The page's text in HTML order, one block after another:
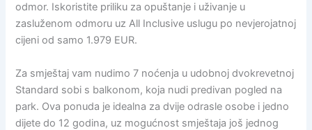
odmor. Iskoristite priliku za opuštanje i uživanje u
zasluženom odmoru uz All Inclusive uslugu po nevjerojatnoj
cijeni od samo 1.979 EUR.
Za smještaj vam nudimo 7 noćenja u udobnoj dvokrevetnoj
Standard sobi s balkonom, koja nudi predivan pogled na
park. Ova ponuda je idealna za dvije odrasle osobe i jedno
dijete do 12 godina, uz mogućnost smještaja još jednog